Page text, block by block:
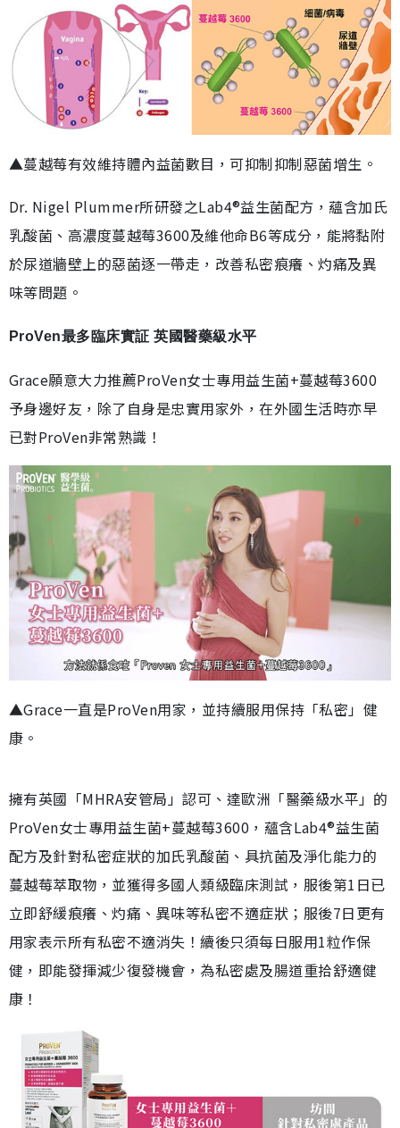
▲蔓越莓有效維持體內益菌數目，可抑制抑制惡菌增生。
Dr. Nigel Plummer所研發之Lab4®益生菌配方，蘊含加氏
乳酸菌、高濃度蔓越莓3600及維他命B6等成分，能將黏附
於尿道牆壁上的惡菌逐一帶走，改善私密痕癢、灼痛及異
味等問題。
ProVen最多臨床實証 英國醫藥級水平
Grace願意大力推薦ProVen女士專用益生菌+蔓越莓3600
予身邊好友，除了自身是忠實用家外，在外國生活時亦早
已對ProVen非常熟識！
▲Grace一直是ProVen用家，並持續服用保持「私密」健
康。
擁有英國「MHRA安管局」認可、達歐洲「醫藥級水平」的
ProVen女士專用益生菌+蔓越莓3600，蘊含Lab4®益生菌
配方及針對私密症狀的加氏乳酸菌、具抗菌及淨化能力的
蔓越莓萃取物，並獲得多國人類級臨床測試，服後第1日已
立即舒緩痕癢、灼痛、異味等私密不適症狀；服後7日更有
用家表示所有私密不適消失！續後只須每日服用1粒作保
健，即能發揮減少復發機會，為私密處及腸道重拾舒適健
康！